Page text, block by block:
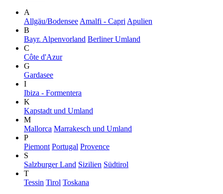
A
Allgäu/Bodensee Amalfi - Capri Apulien
B
Bayr. Alpenvorland Berliner Umland
C
Côte d'Azur
G
Gardasee
I
Ibiza - Formentera
K
Kapstadt und Umland
M
Mallorca Marrakesch und Umland
P
Piemont Portugal Provence
S
Salzburger Land Sizilien Südtirol
T
Tessin Tirol Toskana